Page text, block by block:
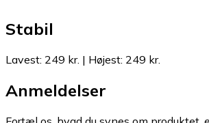
Stabil
Lavest: 249 kr. | Højest: 249 kr.
Anmeldelser